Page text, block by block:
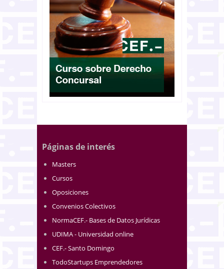
Páginas de interés
Masters
Cursos
Oposiciones
Convenios Colectivos
NormaCEF.- Bases de Datos Jurídicas
UDIMA - Universidad online
CEF.- Santo Domingo
TodoStartups Emprendedores